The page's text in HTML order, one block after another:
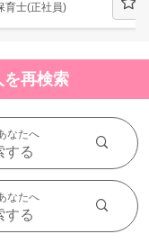
育士(正社員)
を再検索
なたへ
する
なたへ
する